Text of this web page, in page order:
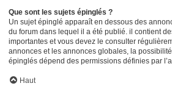
Que sont les sujets épinglés ?
Un sujet épinglé apparaît en dessous des
du forum dans lequel il a été publié. il contient
importantes et vous devez le consulter
annonces et les annonces globales, la
épinglés dépend des permissions définies par
Haut